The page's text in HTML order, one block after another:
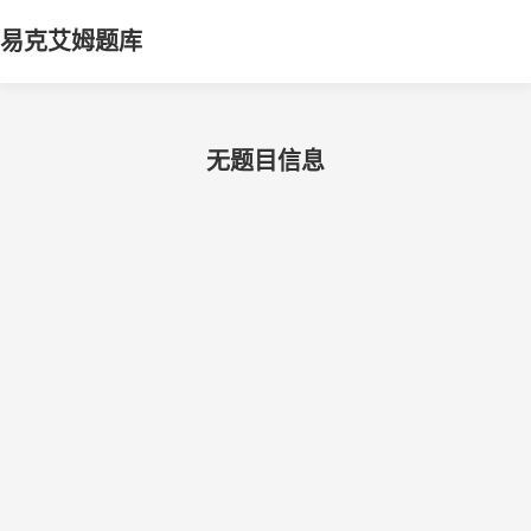
易克艾姆题库
无题目信息